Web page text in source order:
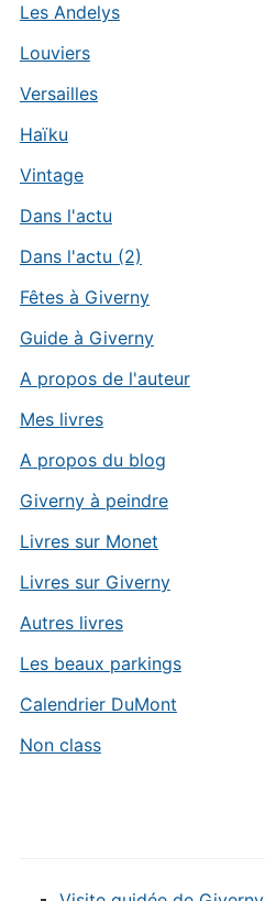
Les Andelys
Louviers
Versailles
Haïku
Vintage
Dans l'actu
Dans l'actu (2)
Fêtes à Giverny
Guide à Giverny
A propos de l'auteur
Mes livres
A propos du blog
Giverny à peindre
Livres sur Monet
Livres sur Giverny
Autres livres
Les beaux parkings
Calendrier DuMont
Non class